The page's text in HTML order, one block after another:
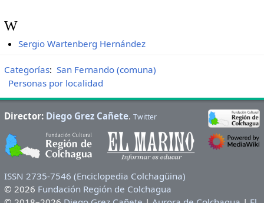
W
Sergio Wartenberg Hernández
Categorías: San Fernando (comuna)
Personas por localidad
Director: Diego Grez Cañete. Twitter
ISSN 2735-7546 (Enciclopedia Colchagüina)
© 2026 Fundación Región de Colchagua